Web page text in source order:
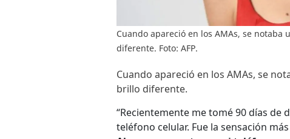
Cuando apareció en los AMAs, se
diferente. Foto: AFP.
Cuando apareció en los AMAs, se
brillo diferente.
“Recientemente me tomé 90 días de
teléfono celular. Fue la sensación